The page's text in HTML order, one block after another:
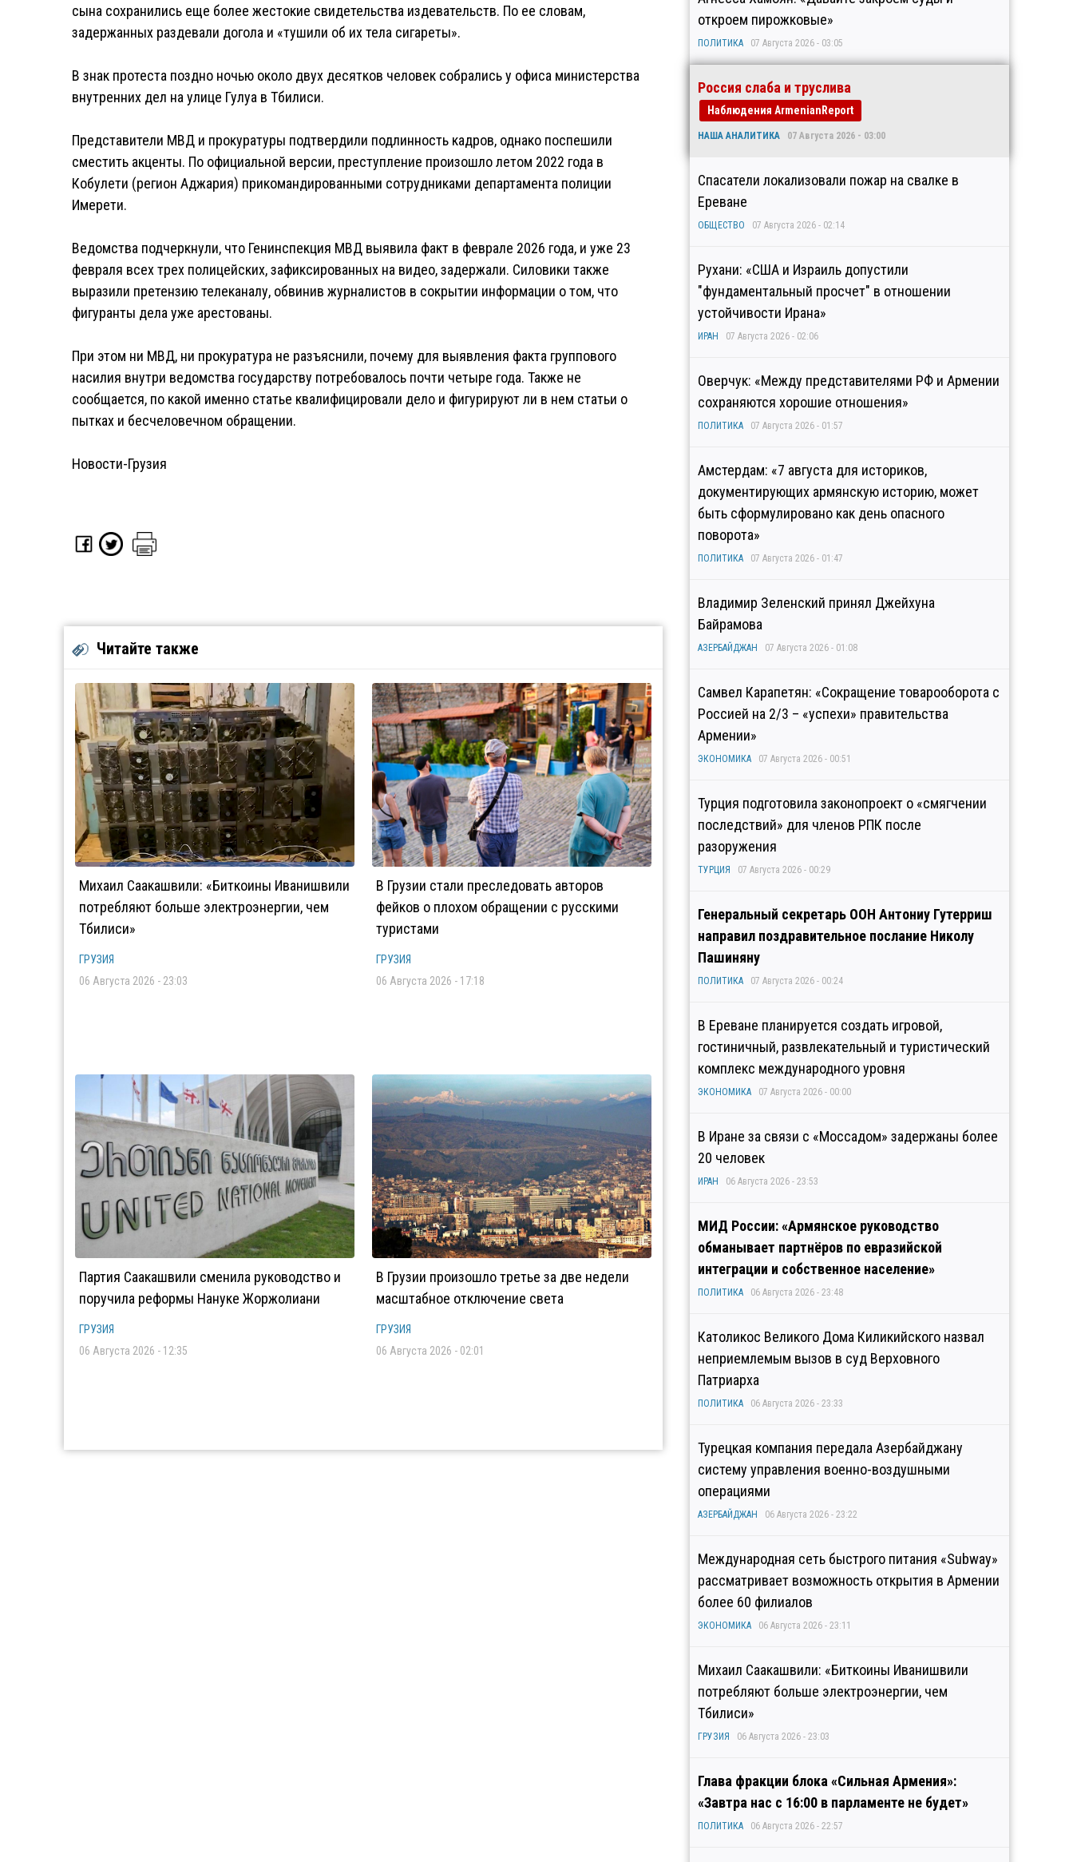
сына сохранились еще более жестокие свидетельства издевательств. По ее словам,
задержанных раздевали догола и «тушили об их тела сигареты».
В знак протеста поздно ночью около двух десятков человек собрались у офиса министерства
внутренних дел на улице Гулуа в Тбилиси.
Представители МВД и прокуратуры подтвердили подлинность кадров, однако поспешили
сместить акценты. По официальной версии, преступление произошло летом 2022 года в
Кобулети (регион Аджария) прикомандированными сотрудниками департамента полиции
Имерети.
Ведомства подчеркнули, что Генинспекция МВД выявила факт в феврале 2026 года, и уже 23
февраля всех трех полицейских, зафиксированных на видео, задержали. Силовики также
выразили претензию телеканалу, обвинив журналистов в сокрытии информации о том, что
фигуранты дела уже арестованы.
При этом ни МВД, ни прокуратура не разъяснили, почему для выявления факта группового
насилия внутри ведомства государству потребовалось почти четыре года. Также не
сообщается, по какой именно статье квалифицировали дело и фигурируют ли в нем статьи о
пытках и бесчеловечном обращении.
Новости-Грузия
Читайте также
Михаил Саакашвили: «Биткоины Иванишвили
потребляют больше электроэнергии, чем
Тбилиси»
ГРУЗИЯ
06 Августа 2026 - 23:03
В Грузии стали преследовать авторов
фейков о плохом обращении с русскими
туристами
ГРУЗИЯ
06 Августа 2026 - 17:18
Партия Саакашвили сменила руководство и
поручила реформы Нануке Жоржолиани
ГРУЗИЯ
06 Августа 2026 - 12:35
В Грузии произошло третье за две недели
масштабное отключение света
ГРУЗИЯ
06 Августа 2026 - 02:01
откроем пирожковые»
ПОЛИТИКА 07 Августа 2026 - 03:05
Россия слаба и труслива
Наблюдения ArmenianReport
НАША АНАЛИТИКА 07 Августа 2026 - 03:00
Спасатели локализовали пожар на свалке в
Ереване
ОБЩЕСТВО 07 Августа 2026 - 02:14
Рухани: «США и Израиль допустили
"фундаментальный просчет" в отношении
устойчивости Ирана»
ИРАН 07 Августа 2026 - 02:06
Оверчук: «Между представителями РФ и Армении
сохраняются хорошие отношения»
ПОЛИТИКА 07 Августа 2026 - 01:57
Амстердам: «7 августа для историков,
документирующих армянскую историю, может
быть сформулировано как день опасного
поворота»
ПОЛИТИКА 07 Августа 2026 - 01:47
Владимир Зеленский принял Джейхуна
Байрамова
АЗЕРБАЙДЖАН 07 Августа 2026 - 01:08
Самвел Карапетян: «Сокращение товарооборота с
Россией на 2/3 – «успехи» правительства
Армении»
ЭКОНОМИКА 07 Августа 2026 - 00:51
Турция подготовила законопроект о «смягчении
последствий» для членов РПК после
разоружения
ТУРЦИЯ 07 Августа 2026 - 00:29
Генеральный секретарь ООН Антониу Гутерриш
направил поздравительное послание Николу
Пашиняну
ПОЛИТИКА 07 Августа 2026 - 00:24
В Ереване планируется создать игровой,
гостиничный, развлекательный и туристический
комплекс международного уровня
ЭКОНОМИКА 07 Августа 2026 - 00:00
В Иране за связи с «Моссадом» задержаны более
20 человек
ИРАН 06 Августа 2026 - 23:53
МИД России: «Армянское руководство
обманывает партнёров по евразийской
интеграции и собственное население»
ПОЛИТИКА 06 Августа 2026 - 23:48
Католикос Великого Дома Киликийского назвал
неприемлемым вызов в суд Верховного
Патриарха
ПОЛИТИКА 06 Августа 2026 - 23:33
Турецкая компания передала Азербайджану
систему управления военно-воздушными
операциями
АЗЕРБАЙДЖАН 06 Августа 2026 - 23:22
Международная сеть быстрого питания «Subway»
рассматривает возможность открытия в Армении
более 60 филиалов
ЭКОНОМИКА 06 Августа 2026 - 23:11
Михаил Саакашвили: «Биткоины Иванишвили
потребляют больше электроэнергии, чем
Тбилиси»
ГРУЗИЯ 06 Августа 2026 - 23:03
Глава фракции блока «Сильная Армения»:
«Завтра нас с 16:00 в парламенте не будет»
ПОЛИТИКА 06 Августа 2026 - 22:57